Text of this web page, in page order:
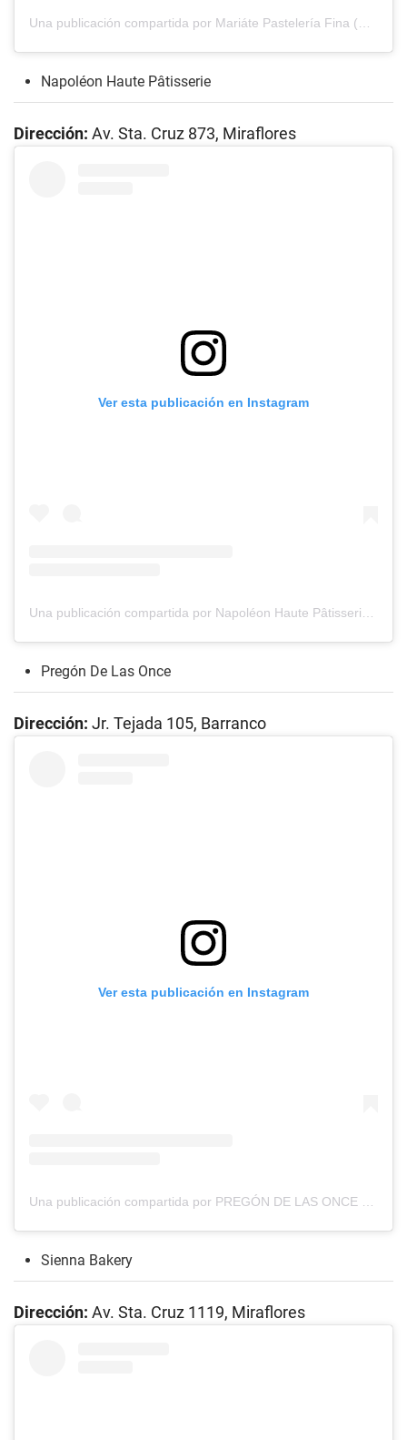
Una publicación compartida por Mariáte Pastelería Fina (@pasteleria_mariate)
Napoléon Haute Pâtisserie
Dirección: Av. Sta. Cruz 873, Miraflores
Ver esta publicación en Instagram
Pregón De Las Once
Dirección: Jr. Tejada 105, Barranco
Ver esta publicación en Instagram
Sienna Bakery
Dirección: Av. Sta. Cruz 1119, Miraflores